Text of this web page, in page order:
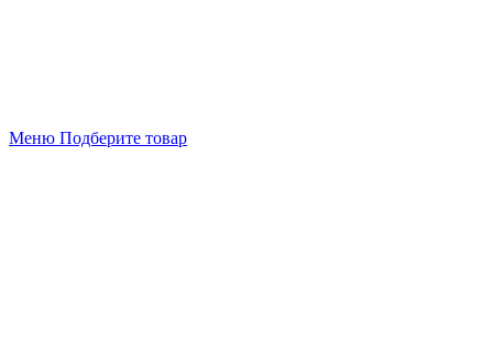
Меню Подберите товар